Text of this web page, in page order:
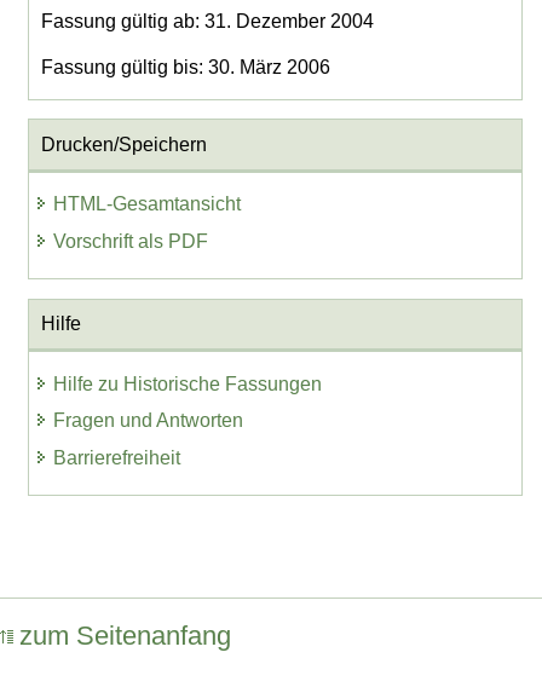
Fassung gültig ab: 31. Dezember 2004
Fassung gültig bis: 30. März 2006
Drucken/Speichern
HTML-Gesamtansicht
Vorschrift als PDF
Hilfe
Hilfe zu Historische Fassungen
Fragen und Antworten
Barrierefreiheit
zum Seitenanfang